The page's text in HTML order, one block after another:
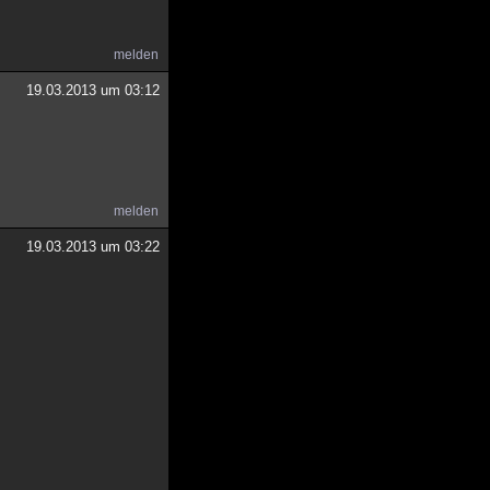
melden
19.03.2013 um 03:12
melden
19.03.2013 um 03:22